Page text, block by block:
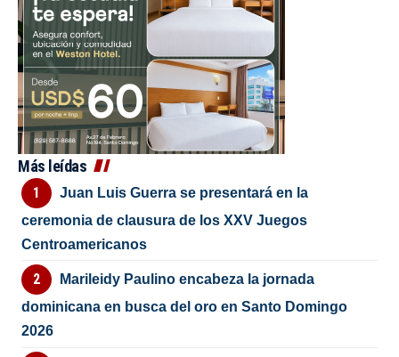
Más leídas
Juan Luis Guerra se presentará en la
ceremonia de clausura de los XXV Juegos
Centroamericanos
Marileidy Paulino encabeza la jornada
dominicana en busca del oro en Santo Domingo
2026